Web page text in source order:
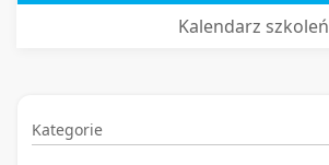
Kalendarz szkoleń
Kategorie